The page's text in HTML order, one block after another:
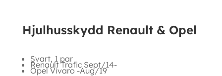
Hjulhusskydd Renault & Opel
Svart, 1 par
Renault Trafic Sept/14-
Opel Vivaro -Aug/19